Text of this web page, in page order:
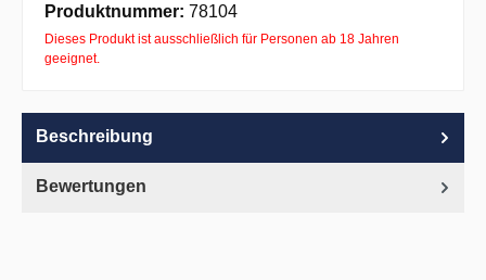
Produktnummer: 78104
Dieses Produkt ist ausschließlich für Personen ab 18 Jahren
geeignet.
Beschreibung
Bewertungen